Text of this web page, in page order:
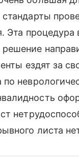
Эта
ездят за
листа